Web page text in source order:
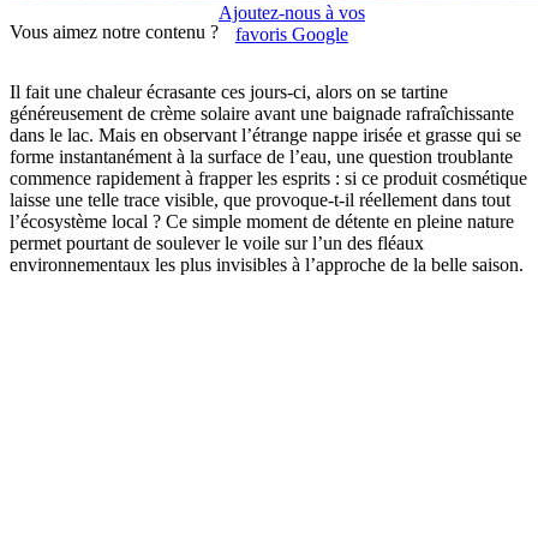
Vous aimez notre contenu ?
Ajoutez-nous à vos
favoris Google
Il fait une chaleur écrasante ces jours-ci, alors on se tartine
généreusement de crème solaire avant une baignade rafraîchissante
dans le lac. Mais en observant l’étrange nappe irisée et grasse qui se
forme instantanément à la surface de l’eau, une question troublante
commence rapidement à frapper les esprits : si ce produit cosmétique
laisse une telle trace visible, que provoque-t-il réellement dans tout
l’écosystème local ? Ce simple moment de détente en pleine nature
permet pourtant de soulever le voile sur l’un des fléaux
environnementaux les plus invisibles à l’approche de la belle saison.